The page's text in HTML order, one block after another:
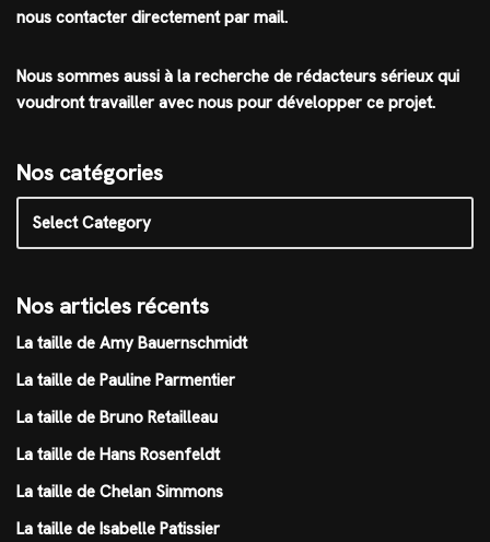
nous contacter directement par mail.
Nous sommes aussi à la recherche de rédacteurs sérieux qui
voudront travailler avec nous pour développer ce projet.
Nos catégories
Nos articles récents
La taille de Amy Bauernschmidt
La taille de Pauline Parmentier
La taille de Bruno Retailleau
La taille de Hans Rosenfeldt
La taille de Chelan Simmons
La taille de Isabelle Patissier